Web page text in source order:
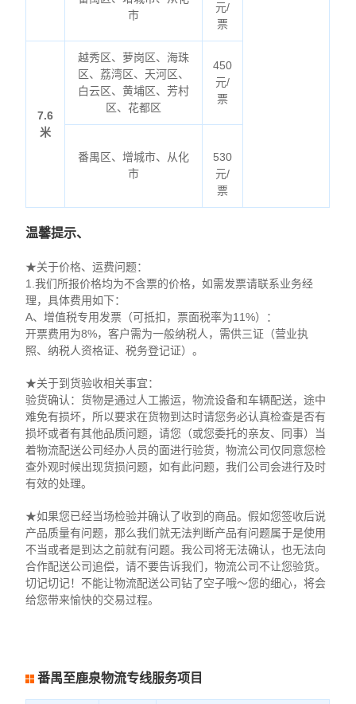
市
元/
票
7.6
米
越秀区、萝岗区、海珠
区、荔湾区、天河区、
白云区、黄埔区、芳村
区、花都区
450
元/
票
番禺区、增城市、从化
市
530
元/
票
温馨提示、
★关于价格、运费问题：
1.我们所报价格均为不含票的价格，如需发票请联系业务经
理，具体费用如下：
A、增值税专用发票（可抵扣，票面税率为11%）：
开票费用为8%，客户需为一般纳税人，需供三证（营业执
照、纳税人资格证、税务登记证）。
★关于到货验收相关事宜：
验货确认：货物是通过人工搬运，物流设备和车辆配送，途中
难免有损坏，所以要求在货物到达时请您务必认真检查是否有
损坏或者有其他品质问题，请您（或您委托的亲友、同事）当
着物流配送公司经办人员的面进行验货，物流公司仅同意您检
查外观时候出现货损问题，如有此问题，我们公司会进行及时
有效的处理。
★如果您已经当场检验并确认了收到的商品。假如您签收后说
产品质量有问题，那么我们就无法判断产品有问题属于是使用
不当或者是到达之前就有问题。我公司将无法确认，也无法向
合作配送公司追偿，请不要告诉我们，物流公司不让您验货。
切记切记！不能让物流配送公司钻了空子哦～您的细心，将会
给您带来愉快的交易过程。
番禺至鹿泉物流专线服务项目